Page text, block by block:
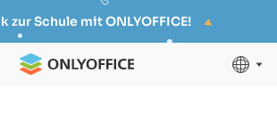
zur Schule mit ONLYOFFICE!